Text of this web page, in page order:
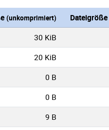
(unkomprimiert) Dateigröße
30 KiB
20 KiB
0 B
0 B
9 B